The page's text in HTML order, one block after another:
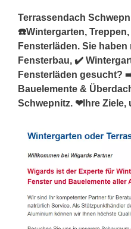
Terrassendach
☎️Wintergarten,
Fensterläden. Sie
Fensterbau, ✔️
Fensterläden gesucht?
Bauelemente &
Schwepnitz. ❤Ihre